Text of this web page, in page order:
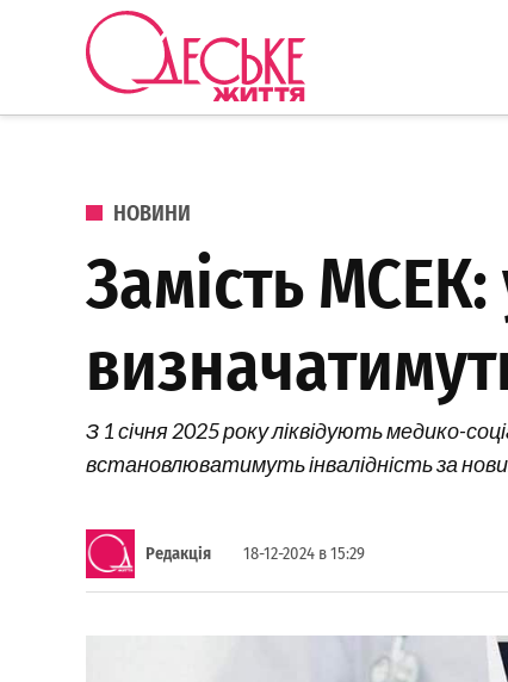
Перейти до вмісту
ОПУБЛІКОВАНО В
НОВИНИ
Замість МСЕК:
З 1 січня 2025 року ліквідують медико-
встановлюватимуть інвалідність за
Редакція 18-12-2024 в 15:29